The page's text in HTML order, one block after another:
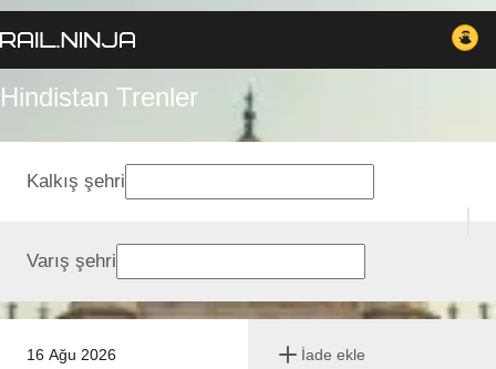
Hindistan Trenler
16 Ağu 2026 İade ekle
Kalkış şehri
Varış şehri